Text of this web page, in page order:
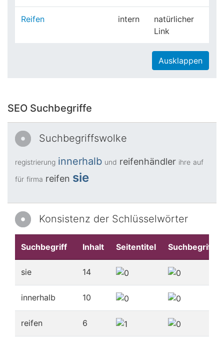
Reifen intern
natürlicher
Link
Ausklappen
SEO Suchbegriffe
Suchbegriffswolke
registrierung innerhalb und reifenhändler ihre auf
für firma reifen sie
Konsistenz der Schlüsselwörter
Suchbegriff Inhalt Seitentitel Suchbegriffe
sie 14
innerhalb 10
reifen 6